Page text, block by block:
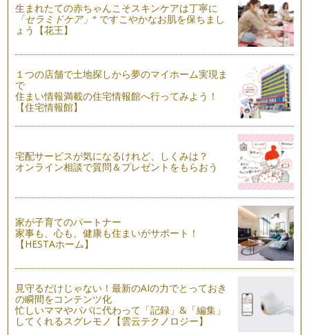
母の日のラッピング
もうすぐ母の日。自分が母になって、改めて母親って偉大だ
な、と思う毎日。いつも優しい笑顔で見…
こどもの日に☆中華ちまきの鯉のぼりラッピング
５月５日はこどもの日～端午の節句～ 。お子様の初節句のマ
マさんもたくさんいらっし…
春、新しい季節。ご入園や新学期に新しいお友だちと連絡先を
交換したり、教材費やお稽古の月謝な…
生まれたての赤ちゃんこそスキンケアは丁寧に
「セラミドケア」※ ですこやかなお肌を保ちまし
ょう【花王】
１つの店舗で土地探しから夢のマイホーム実現ま
で
住まい情報満載の住宅情報館へ行ってみよう！
【住宅情報館】
宅配サービスが気になるけれど、しくみは？
オンライン相談で質問＆プレゼントをもらおう
家が子育てのパートナー
家事も、心も、健康も住まいがサポート！
【HESTAホーム】
見守るだけじゃない！最新のAIの力でとっておき
の瞬間をコンテンツ化
忙しいママやパパに代わって「記録」&「編集」
してくれるスグレモノ【雲云テクノロジー】